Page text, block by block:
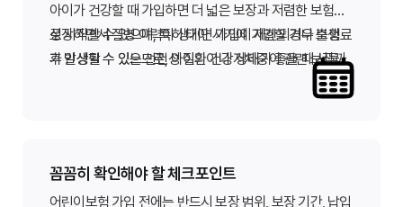
아이가 건강할 때 가입하면 더 넓은 보장과 저렴한 보험료
로 시작할 수 있으며, 특히 태아 시기에 가입할 경우 출생
후 발생할 수 있는 선천성 질환이나 저체중아 관련 보장까
성장하면서 질병 이력이 생기면 가입이 제한되거나 보험료
가 인상될 수 있으므로, 아이의 건강 상태가 좋을 때 서둘러
꼼꼼히 확인해야 할 체크포인트
어린이보험 가입 전에는 반드시 보장 범위, 보장 기간, 납입